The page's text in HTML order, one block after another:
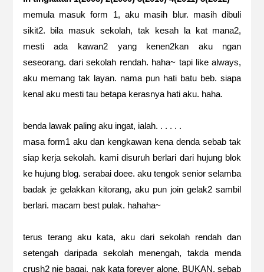
memula masuk form 1, aku masih blur. masih dibuli
sikit2. bila masuk sekolah, tak kesah la kat mana2,
mesti ada kawan2 yang kenen2kan aku ngan
seseorang. dari sekolah rendah. haha~ tapi like always,
aku memang tak layan. nama pun hati batu beb. siapa
kenal aku mesti tau betapa kerasnya hati aku. haha.
benda lawak paling aku ingat, ialah. . . . . .
masa form1 aku dan kengkawan kena denda sebab tak
siap kerja sekolah. kami disuruh berlari dari hujung blok
ke hujung blog. serabai doee. aku tengok senior selamba
badak je gelakkan kitorang, aku pun join gelak2 sambil
berlari. macam best pulak. hahaha~
terus terang aku kata, aku dari sekolah rendah dan
setengah daripada sekolah menengah, takda menda
crush2 nie bagai. nak kata forever alone, BUKAN, sebab